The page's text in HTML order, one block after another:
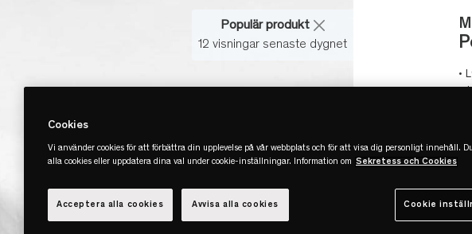
Populär produkt
12 visningar senaste dygnet
•
•
•
Cookies
Vi använder cookies för att förbättra din upplevelse på vår webbplats och för att visa dig personligt innehåll.
alla cookies eller uppdatera dina val under cookie-inställningar. Information om Sekretess och Cookies
Cookie
Avvisa alla cookies
Acceptera alla cookies